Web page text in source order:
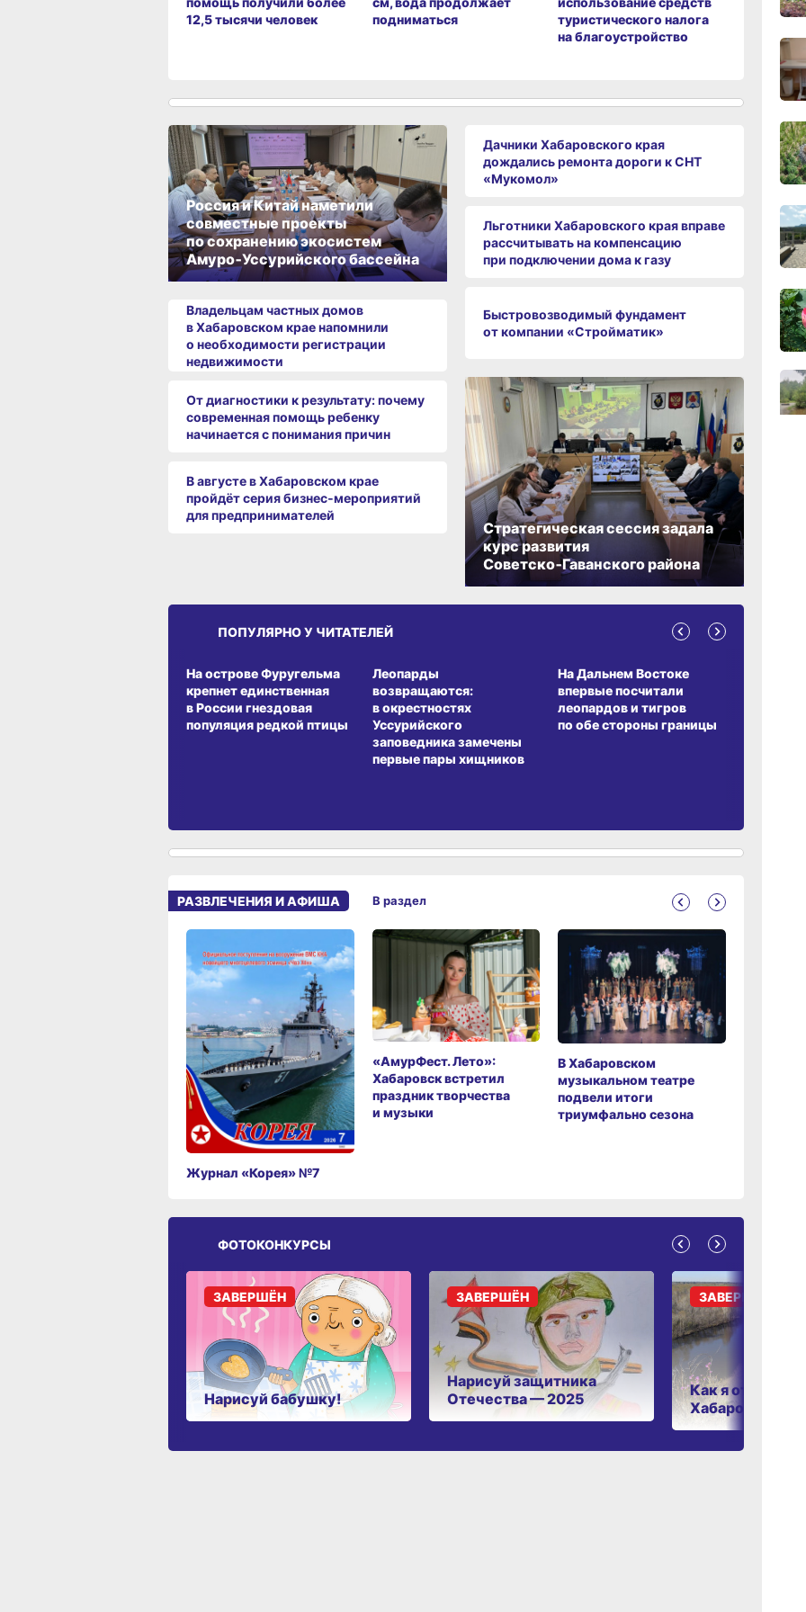
12,5 тысячи человек
подниматься
туристического налога
на благоустройство
Россия и Китай наметили
совместные проекты
по сохранению экосистем
Амуро‑Уссурийского бассейна
Владельцам частных домов
в Хабаровском крае напомнили
о необходимости регистрации
недвижимости
От диагностики к результату: почему
современная помощь ребенку
начинается с понимания причин
В августе в Хабаровском крае
пройдёт серия бизнес‑мероприятий
для предпринимателей
Дачники Хабаровского края
дождались ремонта дороги к СНТ
«Мукомол»
Льготники Хабаровского края вправе
рассчитывать на компенсацию
при подключении дома к газу
Быстровозводимый фундамент
от компании «Стройматик»
Стратегическая сессия задала
курс развития
Советско‑Гаванского района
ПОПУЛЯРНО У ЧИТАТЕЛЕЙ
На острове Фуругельма
крепнет единственная
в России гнездовая
популяция редкой птицы
Леопарды
возвращаются:
в окрестностях
Уссурийского
заповедника замечены
первые пары хищников
На Дальнем Востоке
впервые посчитали
леопардов и тигров
по обе стороны границы
РАЗВЛЕЧЕНИЯ И АФИША
Журнал «Корея» №7
«АмурФест. Лето»:
Хабаровск встретил
праздник творчества
и музыки
В Хабаровском
музыкальном театре
подвели итоги
триумфально сезона
В раздел
ФОТОКОНКУРСЫ
Нарисуй бабушку!
ЗАВЕРШЁН
Нарисуй защитника
Отечества — 2025
ЗАВЕРШЁН
Как я отдыхаю в
Хабаровском
ЗАВЕРШЁН
18:19,
17:01,